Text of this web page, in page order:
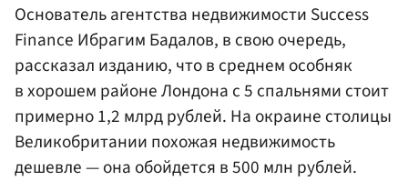
Основатель агентства недвижимости Success
Finance Ибрагим Бадалов, в свою очередь,
рассказал изданию, что в среднем особняк
в хорошем районе Лондона с 5 спальнями стоит
примерно 1,2 млрд рублей. На окраине столицы
Великобритании похожая недвижимость
дешевле — она обойдется в 500 млн рублей.